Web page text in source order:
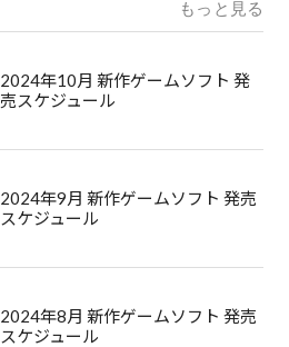
もっと見る
2024年10月 新作ゲームソフト 発
売スケジュール
2024年9月 新作ゲームソフト 発売
スケジュール
2024年8月 新作ゲームソフト 発売
スケジュール